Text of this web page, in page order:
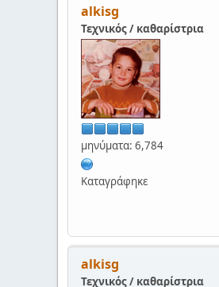
alkisg
Τεχνικός / καθαρίστρια
μηνύματα: 6,784
Καταγράφηκε
alkisg
Τεχνικός / καθαρίστρια